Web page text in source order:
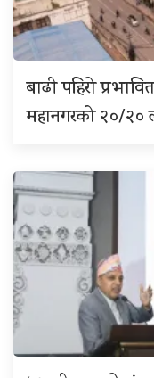
बाढी पहिरो
महानगरको २०/२०